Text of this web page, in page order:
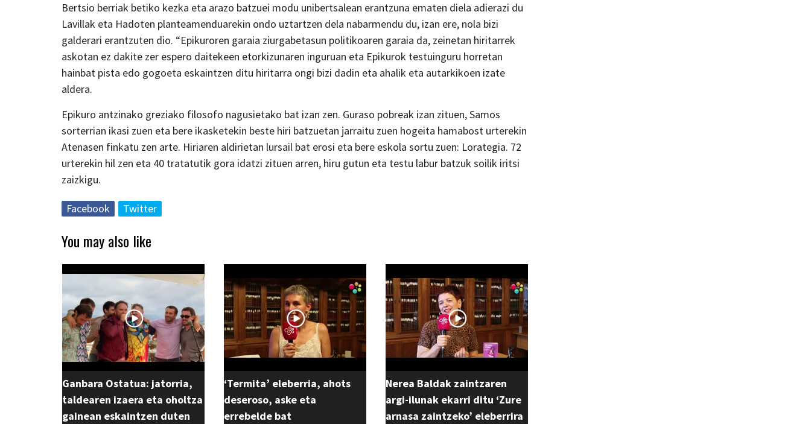
Bertsio berriak betiko kezka eta arazo batzuei modu unibertsalean erantzuna ematen diela adierazi du
Lavillak eta Hadoten planteamenduarekin ondo uztartzen dela nabarmendu du, izan ere, nola bizi
galderari erantzuten dio. “Epikuroren garaia ziurgabetasun politikoaren garaia da, zeinetan hiritarrek
askotan ez dakite zer espero daitekeen etorkizunaren inguruan eta Epikurok testuinguru horretan
hainbat pista edo gogoeta eskaintzen ditu hiritarra ongi bizi dadin eta ahalik eta autarkikoen izate
aldera.
Epikuro antzinako greziako filosofo nagusietako bat izan zen. Guraso pobreak izan zituen, Samos
sorterrian ikasi zuen eta bere ikasketekin beste hiri batzuetan jarraitu zuen hogeita hamabost urterekin
Atenasen finkatu zen arte. Hiriaren aldirietan lursail bat erosi eta bere eskola sortu zuen: Lorategia. 72
urterekin hil zen eta 40 tratatutik gora idatzi zituen arren, hiru gutun eta testu labur batzuk soilik iritsi
zaizkigu.
Facebook Twitter
You may also like
Ganbara Ostatua: jatorria,
taldearen izaera eta oholtza
gainean eskaintzen duten
‘Termita’ eleberria, ahots
deseroso, aske eta
errebelde bat
Nerea Baldak zaintzaren
argi-ilunak ekarri ditu ‘Zure
arnasa zaintzeko’ eleberrira